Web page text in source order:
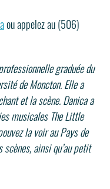
ou appelez au (506)
graduée du
de Moncton. Elle a
et la scène. Danica a
musicales The Little
la voir au Pays de
ainsi qu’au petit